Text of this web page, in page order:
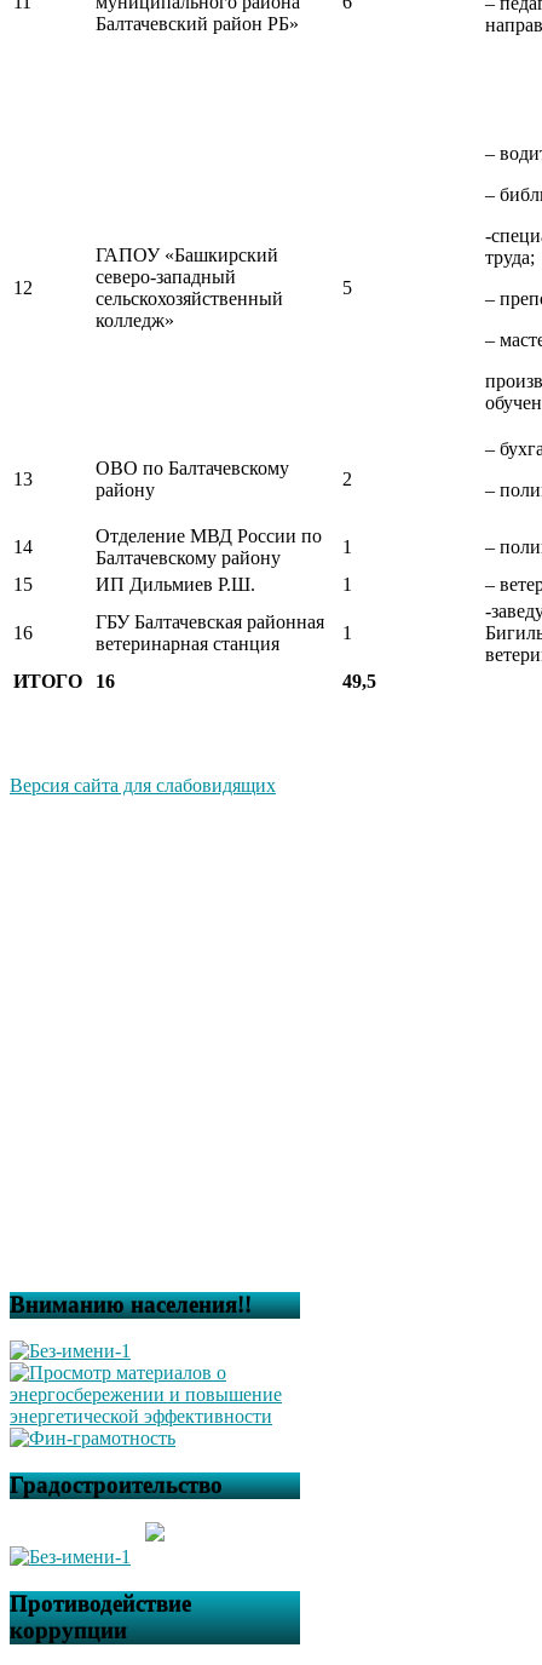
Балтачевский район РБ»
12
ГАПОУ «Башкирский
северо-западный
сельскохозяйственный
колледж»
5
–
–
-
труда;
–
–
13
ОВО по Балтачевскому
району
2
–
–
14
Отделение МВД России по
Балтачевскому району
1
–
15
ИП Дильмиев Р.Ш. 1 –
16
ГБУ Балтачевская районная
ветеринарная станция
1
-
ИТОГО
16 49,5
Версия сайта для слабовидящих
Вниманию населения!!
Градостроительство
Противодействие
коррупции